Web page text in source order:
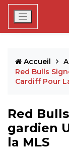
Accueil
Red Bulls
Cardiff Pour
Red
gardien
la MLS